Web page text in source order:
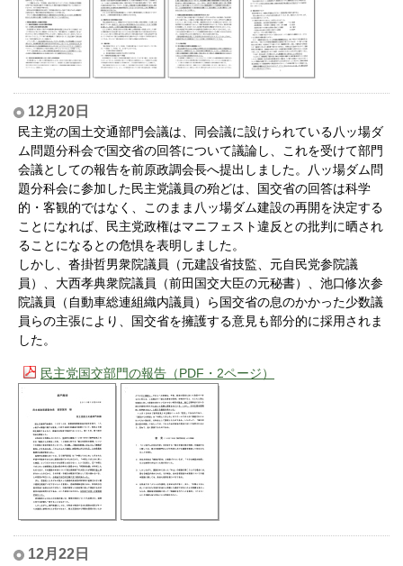
12月20日
民主党の国土交通部門会議は、同会議に設けられている八ッ場ダ
ム問題分科会で国交省の回答について議論し、これを受けて部門
会議としての報告を前原政調会長へ提出しました。八ッ場ダム問
題分科会に参加した民主党議員の殆どは、国交省の回答は科学
的・客観的ではなく、このまま八ッ場ダム建設の再開を決定する
ことになれば、民主党政権はマニフェスト違反との批判に晒され
ることになるとの危惧を表明しました。
しかし、沓掛哲男衆院議員（元建設省技監、元自民党参院議
員）、大西孝典衆院議員（前田国交大臣の元秘書）、池口修次参
院議員（自動車総連組織内議員）ら国交省の息のかかった少数議
員らの主張により、国交省を擁護する意見も部分的に採用されま
した。
民主党国交部門の報告（PDF・2ページ）
12月22日